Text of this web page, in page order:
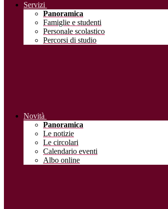
Servizi
Panoramica
Famiglie e studenti
Personale scolastico
Percorsi di studio
Novità
Panoramica
Le notizie
Le circolari
Calendario eventi
Albo online